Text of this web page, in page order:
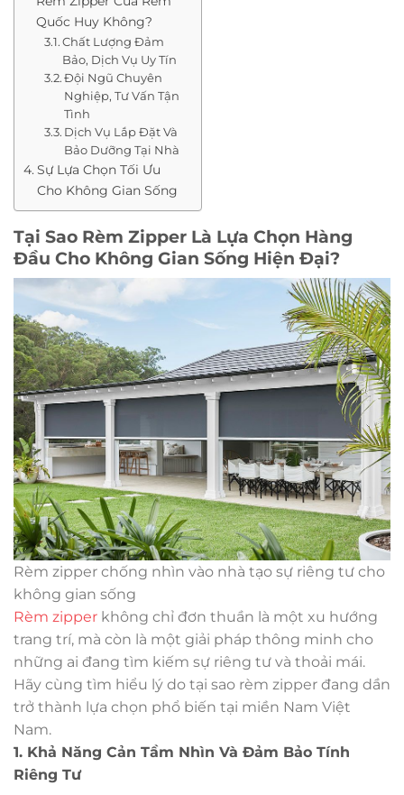
Quốc Huy Không?
Chất Lượng Đảm
Bảo, Dịch Vụ Uy Tín
Đội Ngũ Chuyên
Nghiệp, Tư Vấn Tận
Tình
Dịch Vụ Lắp Đặt Và
Bảo Dưỡng Tại Nhà
Sự Lựa Chọn Tối Ưu
Cho Không Gian Sống
Tại Sao Rèm Zipper Là Lựa Chọn Hàng
Đầu Cho Không Gian Sống Hiện Đại?
Rèm zipper chống nhìn vào nhà tạo sự riêng tư cho
không gian sống
Rèm zipper không chỉ đơn thuần là một xu hướng
trang trí, mà còn là một giải pháp thông minh cho
những ai đang tìm kiếm sự riêng tư và thoải mái.
Hãy cùng tìm hiểu lý do tại sao rèm zipper đang dần
trở thành lựa chọn phổ biến tại miền Nam Việt
Nam.
1. Khả Năng Cản Tầm Nhìn Và Đảm Bảo Tính
Riêng Tư